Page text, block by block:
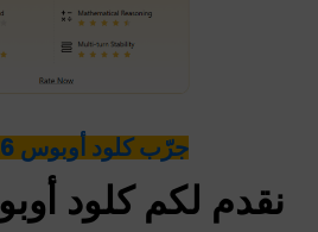
جرّب كلود أوبوس 4.6 الآن >